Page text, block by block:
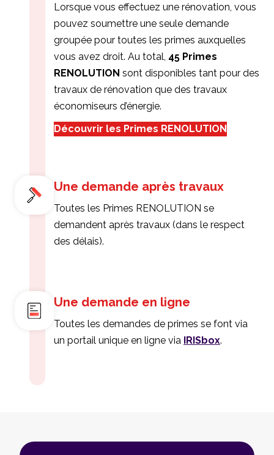
Lorsque vous effectuez une rénovation, vous
pouvez soumettre une seule demande
groupée pour toutes les primes auxquelles
vous avez droit. Au total, 45 Primes
RENOLUTION sont disponibles tant pour des
travaux de rénovation que des travaux
économiseurs d’énergie.
Découvrir les Primes RENOLUTION
Une demande après travaux
Toutes les Primes RENOLUTION se
demandent après travaux (dans le respect
des délais).
Une demande en ligne
Toutes les demandes de primes se font via
un portail unique en ligne via IRISbox.